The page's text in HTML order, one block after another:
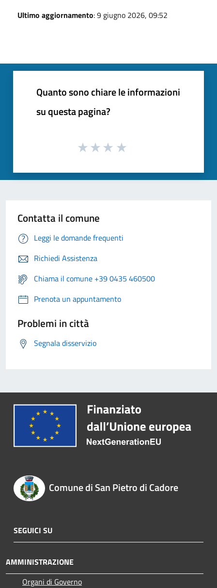
Ultimo aggiornamento: 9 giugno 2026, 09:52
Quanto sono chiare le informazioni
su questa pagina?
Contatta il comune
Leggi le domande frequenti
Richiedi Assistenza
Chiama il comune +39 0435 460500
Prenota un appuntamento
Problemi in città
Segnala disservizio
Comune di San Pietro di Cadore
SEGUICI SU
AMMINISTRAZIONE
Organi di Governo